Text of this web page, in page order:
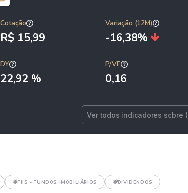
Cotação
R$ 15,99
Variação (12M)
-16,38%
DY
22,92 %
P/VP
0,16
Ver todos indicadores sobre
FIIS - FUNDOS IMOBILIÁRIOS DIVIDENDOS